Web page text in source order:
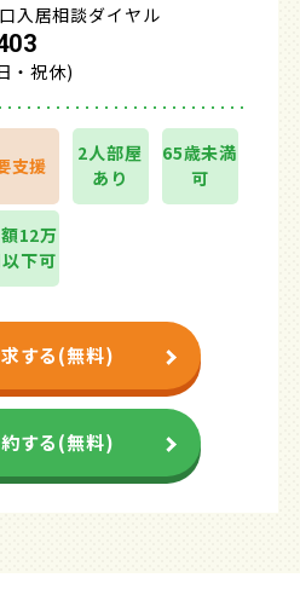
入居相談ダイヤル
・祝休)
支援
2人部屋
あり
65歳未満
可
12万
下可
する(無料)
する(無料)